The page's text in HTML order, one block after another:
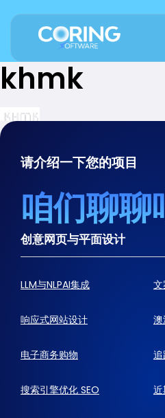
khmk
请介绍一下您的项目
咱们聊聊
创意网页与平面设计
LLM与NLPAI集成
响应式网站设计
电子商务购物
搜索引擎优化 SEO 近